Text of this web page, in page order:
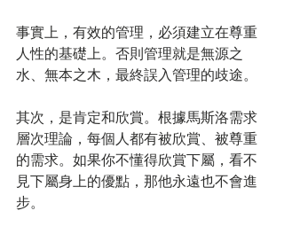
事實上，有效的管理，必須建立在尊重
人性的基礎上。否則管理就是無源之
水、無本之木，最終誤入管理的歧途。
其次，是肯定和欣賞。根據馬斯洛需求
層次理論，每個人都有被欣賞、被尊重
的需求。如果你不懂得欣賞下屬，看不
見下屬身上的優點，那他永遠也不會進
步。